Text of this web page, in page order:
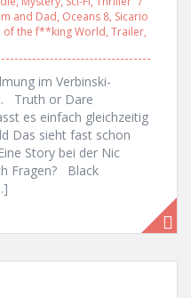
and Dad, Oceans 8, Sicario
of the f**king World, Trailer,
im Verbinski-
Truth or Dare
es einfach gleichzeitig
Das sieht fast schon
Story bei der Nic
Fragen? Black